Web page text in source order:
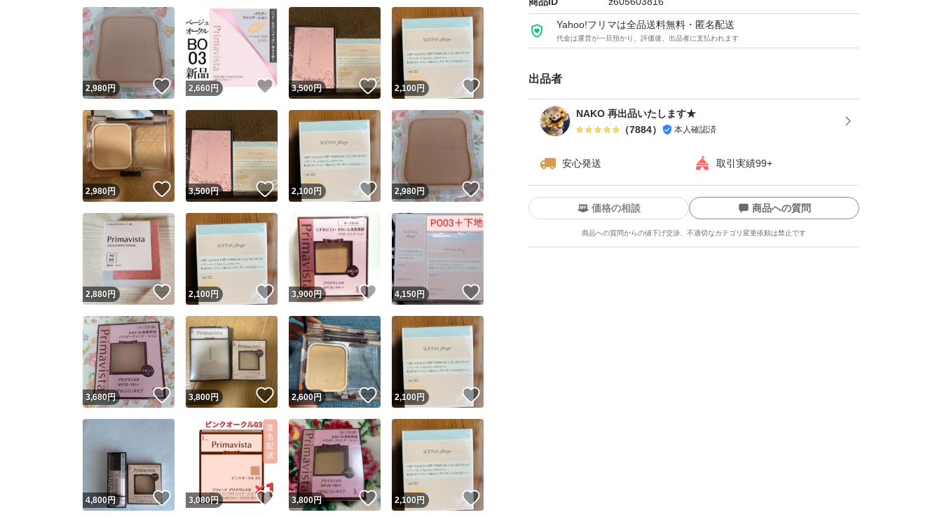
Yahoo!フリマは全品送料無料・匿名配送
代金は運営が一旦預かり、評価後、出品者に支払われます
出品者
NAKO 再出品いたします★
（7884） 本人確認済
安心発送 取引実績99+
ユーザーの実績について
Yahoo!フリマが定めた一定の基準を満たしたユーザーにバッジを付与しています
安心取引出品者
安心取引出品者 Yahoo!フリマの基準をクリアした安心・安全なユーザーです
取引実績
取引実績◯+ このユーザーはYahoo!フリマの取引を完了させた実績があります
他フリマ実績◯+ このユーザーは他フリマサービスでの取引実績があります
価格の相談 商品への質問
商品への質問からの値下げ交渉、不適切なカテゴリ変更依頼は禁止です
この商品の情報をコピーします
商品画像の無断転載は禁止されています
コピーは1商品につき1回です
出品ページへ
2,980円 いいね！
2,660円 いいね！
3,500円 いいね！
2,100円
2,980円 いいね！
3,500円 いいね！
2,100円 いいね！
2,980円 いいね！
2,880 円 いいね！
2,100円 いいね！
3,900円 いいね！
4,150円
3,680円 いいね！
3,800円 いいね！
2,600円 いいね！
2,100円
4,800円 いいね！
3,080円 いいね！
3,800円 いいね！
2,100円